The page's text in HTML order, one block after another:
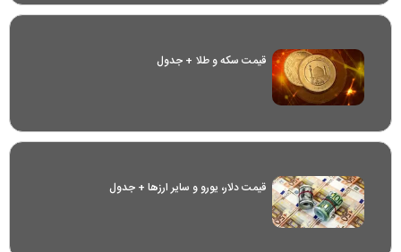
قیمت سکه و طلا + جدول
قیمت دلار، یورو و سایر ارز‌ها + جدول